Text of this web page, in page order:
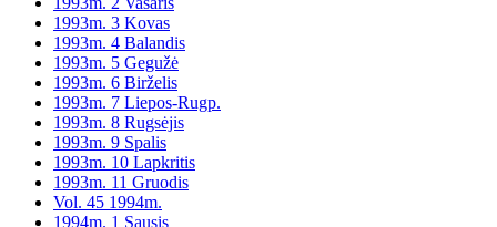
1993m. 3 Kovas
1993m. 4 Balandis
1993m. 5 Gegužė
1993m. 6 Birželis
1993m. 7 Liepos-Rugp.
1993m. 8 Rugsėjis
1993m. 9 Spalis
1993m. 10 Lapkritis
1993m. 11 Gruodis
Vol. 45 1994m.
1994m. 1 Sausis